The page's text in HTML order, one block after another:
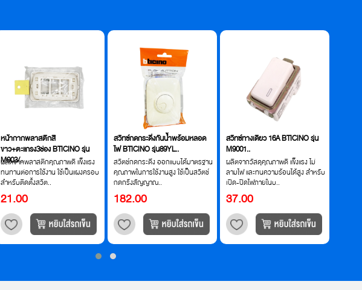
หน้ากากพลาสติกสี
ขาว+ตะแกรง3ช่อง BTICINO รุ่น
M903/..
ผลิตจากพลาสติกคุณภาพดี แข็งแรง
ทนทานต่อการใช้งาน ใช้เป็นแผงครอบ
สำหรับติดตั้งสวิต..
21.00
สวิทซ์กดกระดิ่งกันน้ำพร้อมหลอด
ไฟ BTICINO รุ่น89YL..
สวิตช์กดกระดิ่ง ออกแบบได้มาตรฐาน
คุณภาพในการใช้งานสูง ใช้เป็นสวิตช์
กดกริ่งสัญญาณ..
182.00
สวิทซ์ทางเดียว 16A BTICINO รุ่น
M9001..
ผลิตจากวัสดุคุณภาพดี แข็งแรง ไม่
ลามไฟ และทนความร้อนได้สูง สำหรับ
เปิด-ปิดไฟภายในบ..
37.00